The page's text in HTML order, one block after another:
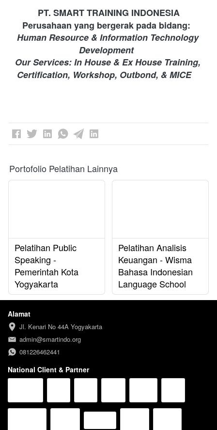
PT. SMART TRAINING INDONESIA
Perusahaan yang bergerak pada bidang:
Human Resource & Information Technology
Development
Our Services: In House & Ex House Training,
Certification, Workshop, Outbond, & MICE
Portofolio Pelatihan Lainnya
Pelatihan Public
Speaking -
Pemerintah Kota
Yogyakarta
Pelatihan Analisis
Keuangan - Wisma
Bahasa Indonesian
Language School
Alamat
Jl. Kenari No 44A Yogyakarta
admin@smartindo.org
081226462441
National Client & Partner